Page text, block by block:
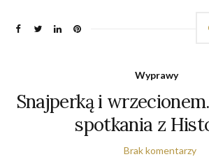
Wyprawy
Snajperką i
spotkania z
Brak komentarzy